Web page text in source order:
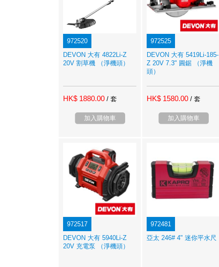
972520
DEVON 大有 4822Li-Z
20V 割草機 （淨機頭）
HK$ 1880.00 / 套
加入購物車
972525
DEVON 大有 5419Li-185-
Z 20V 7.3" 圓鋸 （淨機
頭）
HK$ 1580.00 / 套
加入購物車
972517
DEVON 大有 5940Li-Z
20V 充電泵 （淨機頭）
972481
亞太 246# 4" 迷你平水尺